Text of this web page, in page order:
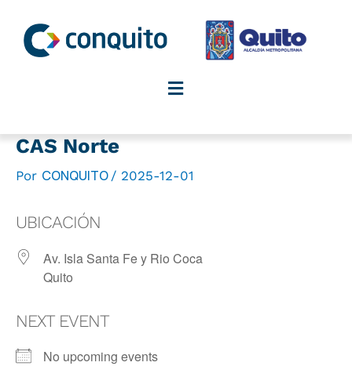
contenido
CAS Norte
Por CONQUITO / 2025-12-01
UBICACIÓN
Av. Isla Santa Fe y Rio Coca
Quito
NEXT EVENT
No upcoming events